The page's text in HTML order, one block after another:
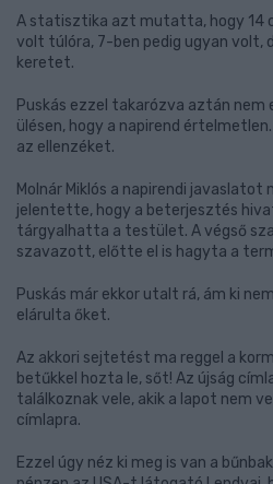
A statisztika azt mutatta, hogy 14
volt túlóra, 7-ben pedig ugyan volt,
keretet.
Puskás ezzel takarózva aztán nem
ülésen, hogy a napirend
az ellenzéket.
Molnár Miklós a napirendi
jelentette, hogy a beterjesztés
tárgyalhatta a testület. A végső
szavazott, előtte el is hagyta a
Puskás már ekkor utalt rá, ám ki
elárulta őket.
Az akkori sejtetést ma reggel a
betűkkel hozta le, sőt! Az újság
találkoznak vele, akik a lapot nem
címlapra.
Ezzel úgy néz ki meg is van a